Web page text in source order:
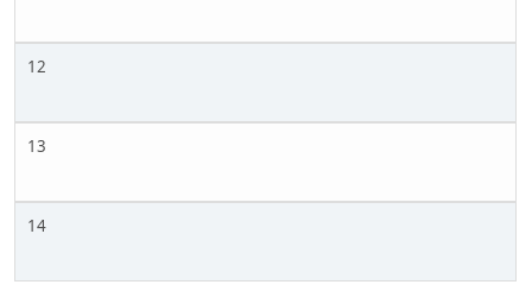
12
13
14